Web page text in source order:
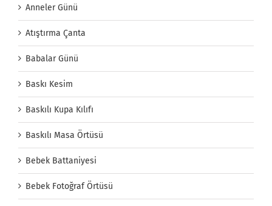
Anneler Günü
Atıştırma Çanta
Babalar Günü
Baskı Kesim
Baskılı Kupa Kılıfı
Baskılı Masa Örtüsü
Bebek Battaniyesi
Bebek Fotoğraf Örtüsü